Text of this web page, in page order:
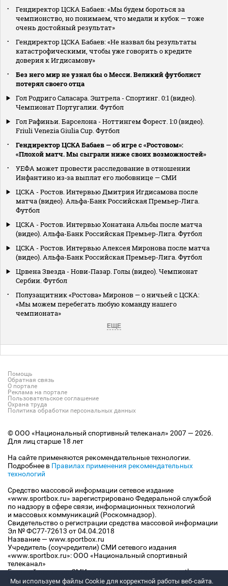
Гендиректор ЦСКА Бабаев: «Мы будем бороться за
чемпионство, но понимаем, что медали и кубок — тоже
очень достойный результат»
Гендиректор ЦСКА Бабаев: «Не назвал бы результаты
катастрофическими, чтобы уже говорить о кредите
доверия к Игдисамову»
Без него мир не узнал бы о Месси. Великий футболист
потерял своего отца
Гол Родриго Саласара. Эштрела - Спортинг. 0:1 (видео).
Чемпионат Португалии. Футбол
Гол Рафиньи. Барселона - Ноттингем Форест. 1:0 (видео).
Friuli Venezia Giulia Cup. Футбол
Гендиректор ЦСКА Бабаев — об игре с «Ростовом»:
«Плохой матч. Мы сыграли ниже своих возможностей»
УЕФА может провести расследование в отношении
Инфантино из‑за выплат его любовнице — СМИ
ЦСКА - Ростов. Интервью Дмитрия Игдисамова после
матча (видео). Альфа-Банк Российская Премьер-Лига.
Футбол
ЦСКА - Ростов. Интервью Хонатана Альбы после матча
(видео). Альфа-Банк Российская Премьер-Лига. Футбол
ЦСКА - Ростов. Интервью Алексея Миронова после матча
(видео). Альфа-Банк Российская Премьер-Лига. Футбол
Црвена Звезда - Нови-Пазар. Голы (видео). Чемпионат
Сербии. Футбол
Полузащитник «Ростова» Миронов — о ничьей с ЦСКА:
«Мы можем перебегать любую команду нашего
чемпионата»
ЕЩЕ
Помощь
Обратная связь
О портале
Реклама на портале
Пользовательское соглашение
Охрана труда
Политика обработки персональных данных
© ООО «Национальный спортивный телеканал» 2007 — 2026.
Для лиц старше 18 лет
На сайте применяются рекомендательные технологии.
Подробнее в Правилах применения рекомендательных
технологий
Средство массовой информации сетевое издание
«www.sportbox.ru» зарегистрировано Федеральной службой
по надзору в сфере связи, информационных технологий
и массовых коммуникаций (Роскомнадзор).
Свидетельство о регистрации средства массовой информации
Эл № ФС77-72613 от 04.04.2018
Название — www.sportbox.ru
Учредитель (соучредители) СМИ сетевого издания
«www.sportbox.ru»: ООО «Национальный спортивный
телеканал»
Главный редактор СМИ сетевого издания «www.sportbox.ru»:
Конов В.А.
Мы используем файлы Сookie для корректной работы веб-сайта.